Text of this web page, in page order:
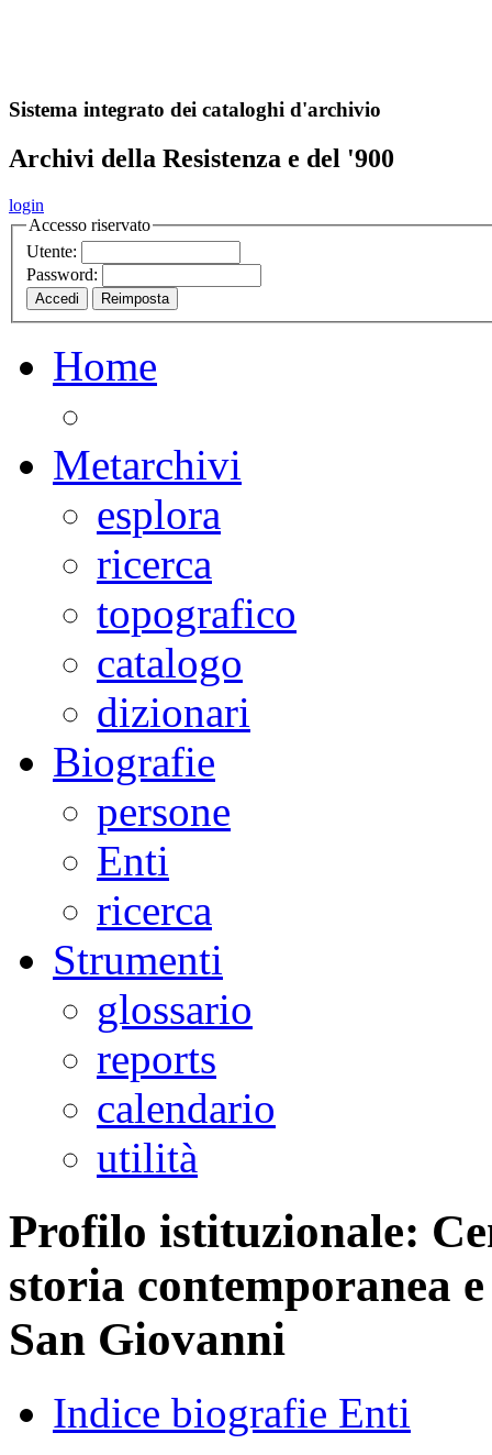
Sistema integrato dei cataloghi d'archivio
Archivi della Resistenza e del '900
login
Accesso riservato
Utente:
Password:
Home
Metarchivi
esplora
ricerca
topografico
catalogo
dizionari
Biografie
persone
Enti
ricerca
Strumenti
glossario
reports
calendario
utilità
Profilo istituzionale:
storia contemporanea
San Giovanni
Indice biografie Enti